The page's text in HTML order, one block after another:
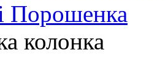
Порошенка
колонка